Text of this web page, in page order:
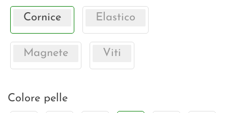
Cornice Elastico
Magnete Viti
Colore pelle